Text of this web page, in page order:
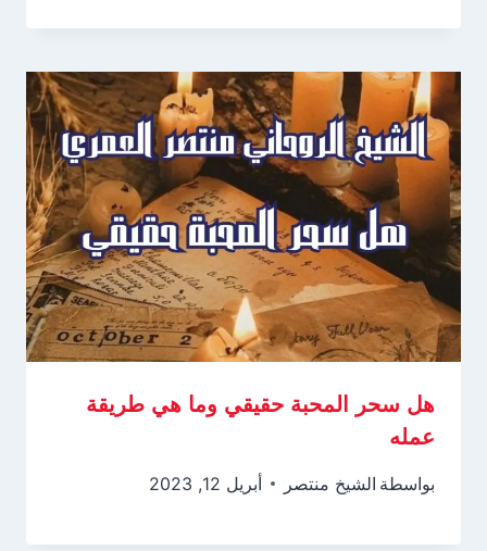
هل سحر المحبة حقيقي وما هي طريقة
عمله
بواسطة الشيخ منتصر أبريل 12, 2023